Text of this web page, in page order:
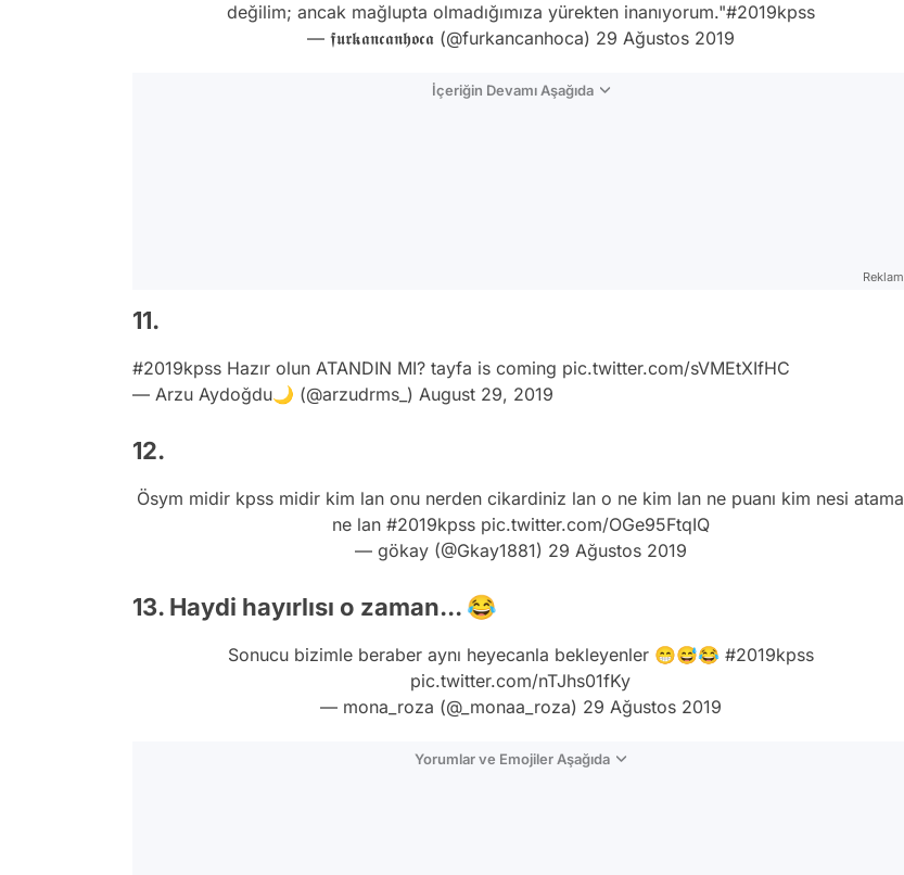
değilim; ancak mağlupta olmadığımıza yürekten inanıyorum."#2019kpss
— 𝖋𝖚𝖗𝖐𝖆𝖓𝖈𝖆𝖓𝖍𝖔𝖈𝖆 (@furkancanhoca) 29 Ağustos 2019
İçeriğin Devamı Aşağıda
Reklam
11.
#2019kpss Hazır olun ATANDIN MI? tayfa is coming pic.twitter.com/sVMEtXIfHC
— Arzu Aydoğdu🌙 (@arzudrms_) August 29, 2019
12.
Ösym midir kpss midir kim lan onu nerden cikardiniz lan o ne kim lan ne puanı kim nesi atama
ne lan #2019kpss pic.twitter.com/OGe95FtqIQ
— gökay (@Gkay1881) 29 Ağustos 2019
13. Haydi hayırlısı o zaman... 😂
Sonucu bizimle beraber aynı heyecanla bekleyenler 😁😅😂 #2019kpss
pic.twitter.com/nTJhs01fKy
— mona_roza (@_monaa_roza) 29 Ağustos 2019
Yorumlar ve Emojiler Aşağıda